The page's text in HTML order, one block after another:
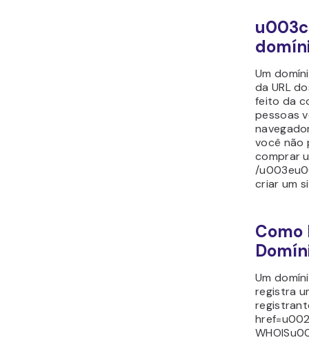
Um
da URL
feito da
pessoas
você não
comprar
/
criar um
Como
Um
registra